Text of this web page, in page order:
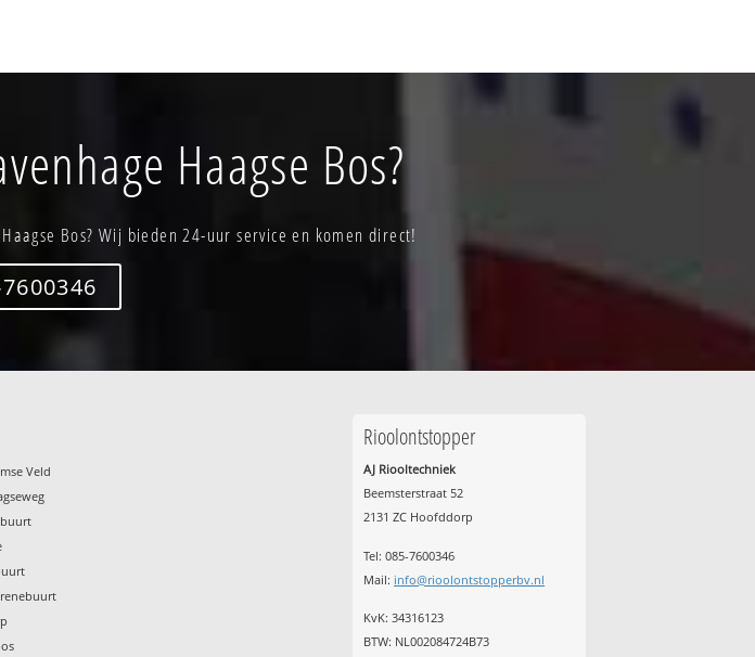
Haagse Bos?
Bos? Wij bieden 24-uur service en komen direct!
Veld
Rioolontstopper
AJ Riooltechniek
Beemsterstraat 52
2131 ZC Hoofddorp
Tel:085-7600346
Mail: info@rioolontstopperbv.nl
KvK: 34316123
BTW: NL002084724B73